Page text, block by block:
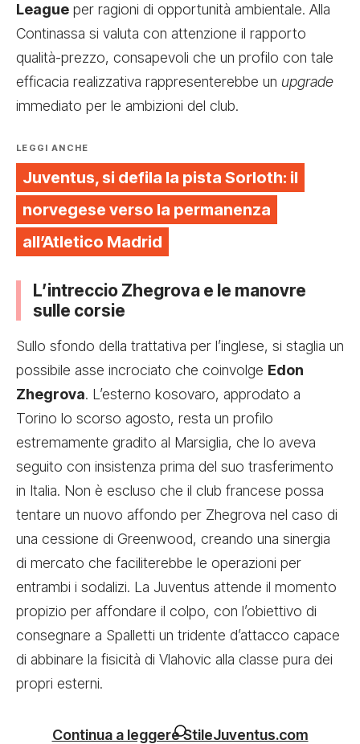
League per ragioni di opportunità ambientale. Alla
Continassa si valuta con attenzione il rapporto
qualità-prezzo, consapevoli che un profilo con tale
efficacia realizzativa rappresenterebbe un upgrade
immediato per le ambizioni del club.
LEGGI ANCHE
Juventus, si defila la pista Sorloth: il
norvegese verso la permanenza
all’Atletico Madrid
L’intreccio Zhegrova e le manovre
sulle corsie
Sullo sfondo della trattativa per l’inglese, si staglia un
possibile asse incrociato che coinvolge Edon
Zhegrova. L’esterno kosovaro, approdato a
Torino lo scorso agosto, resta un profilo
estremamente gradito al Marsiglia, che lo aveva
seguito con insistenza prima del suo trasferimento
in Italia. Non è escluso che il club francese possa
tentare un nuovo affondo per Zhegrova nel caso di
una cessione di Greenwood, creando una sinergia
di mercato che faciliterebbe le operazioni per
entrambi i sodalizi. La Juventus attende il momento
propizio per affondare il colpo, con l’obiettivo di
consegnare a Spalletti un tridente d’attacco capace
di abbinare la fisicità di Vlahovic alla classe pura dei
propri esterni.
Continua a leggere StileJuventus.com